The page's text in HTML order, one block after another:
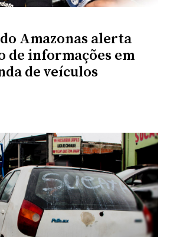
Amazonas alerta
de informações em
de veículos